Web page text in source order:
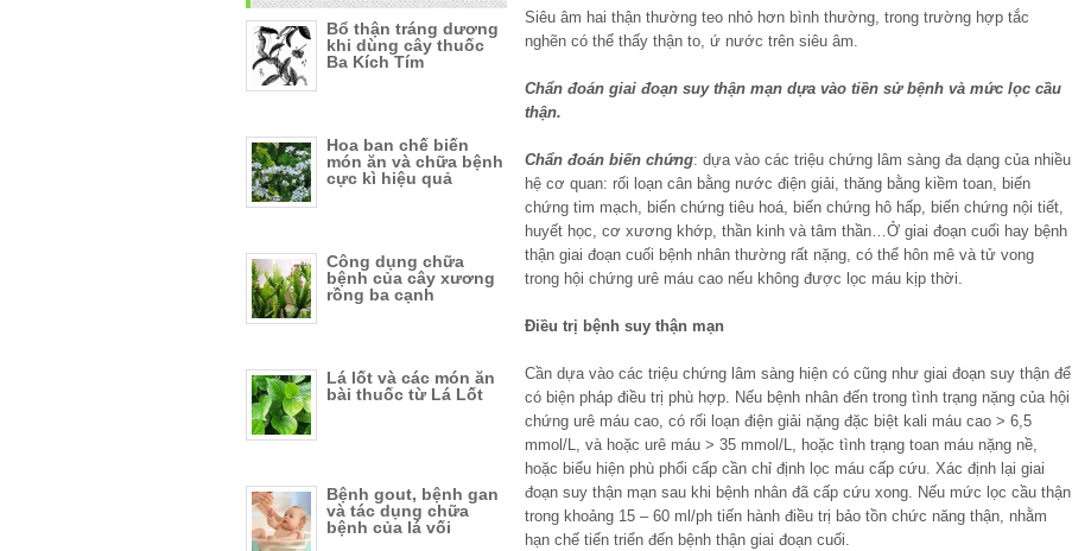
Siêu âm hai thận thường teo nhỏ hơn bình thường, trong trường hợp tắc
nghẽn có thể thấy thận to, ứ nước trên siêu âm.
Chẩn đoán giai đoạn suy thận mạn dựa vào tiền sử bệnh và mức lọc cầu
thận.
Chẩn đoán biến chứng: dựa vào các triệu chứng lâm sàng đa dạng của nhiều
hệ cơ quan: rối loạn cân bằng nước điện giải, thăng bằng kiềm toan, biến
chứng tim mạch, biến chứng tiêu hoá, biến chứng hô hấp, biến chứng nội tiết,
huyết học, cơ xương khớp, thần kinh và tâm thần…Ở giai đoạn cuối hay bệnh
thận giai đoạn cuối bệnh nhân thường rất nặng, có thể hôn mê và tử vong
trong hội chứng urê máu cao nếu không được lọc máu kịp thời.
Điều trị bệnh suy thận mạn
Cần dựa vào các triệu chứng lâm sàng hiện có cũng như giai đoạn suy thận để
có biện pháp điều trị phù hợp. Nếu bệnh nhân đến trong tình trạng nặng của hội
chứng urê máu cao, có rối loạn điện giải nặng đặc biệt kali máu cao > 6,5
mmol/L, và hoặc urê máu > 35 mmol/L, hoặc tình trạng toan máu nặng nề,
hoặc biểu hiện phù phổi cấp cần chỉ định lọc máu cấp cứu. Xác định lại giai
đoạn suy thận mạn sau khi bệnh nhân đã cấp cứu xong. Nếu mức lọc cầu thận
trong khoảng 15 – 60 ml/ph tiến hành điều trị bảo tồn chức năng thận, nhằm
hạn chế tiến triển đến bệnh thận giai đoạn cuối.
Bổ thận tráng dương
khi dùng cây thuốc
Ba Kích Tím
Hoa ban chế biến
món ăn và chữa bệnh
cực kì hiệu quả
Công dụng chữa
bệnh của cây xương
rồng ba cạnh
Lá lốt và các món ăn
bài thuốc từ Lá Lốt
Bệnh gout, bệnh gan
và tác dụng chữa
bệnh của lá vối